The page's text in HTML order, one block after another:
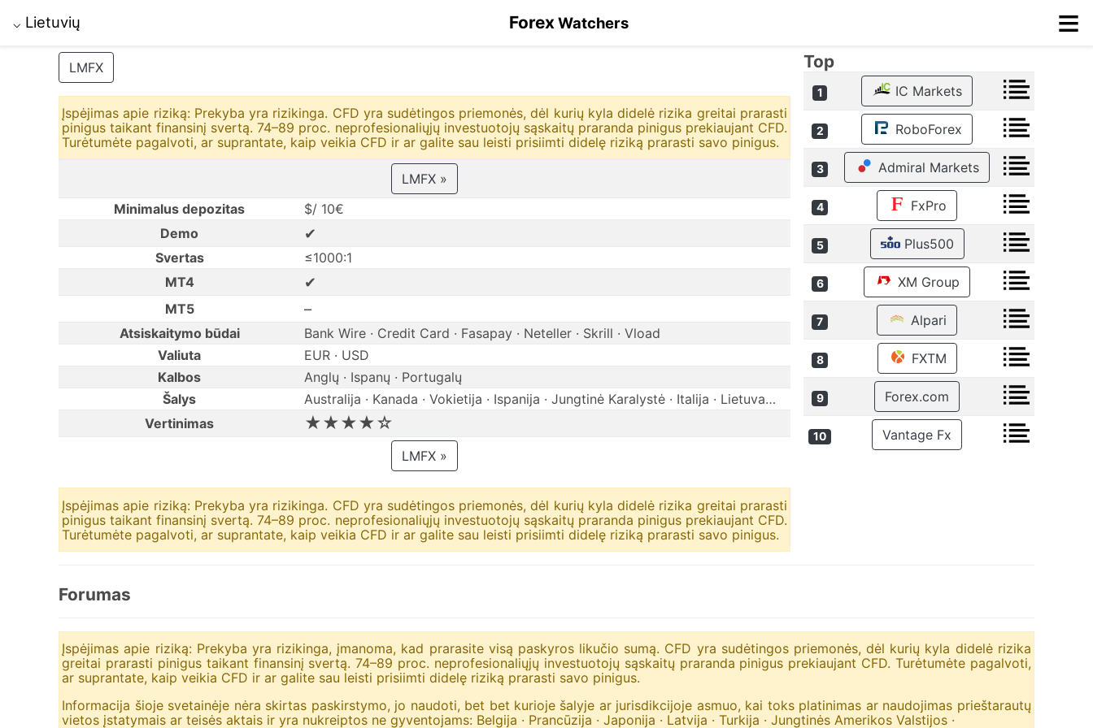
⌵ Lietuvių ForexWatchers ≡
LMFX
Įspėjimas apie riziką: Prekyba yra rizikinga. CFD yra sudėtingos priemonės, dėl kurių kyla didelė rizika greitai prarasti
pinigus taikant finansinį svertą. 74–89 proc. neprofesionaliųjų investuotojų sąskaitų praranda pinigus prekiaujant CFD.
Turėtumėte pagalvoti, ar suprantate, kaip veikia CFD ir ar galite sau leisti prisiimti didelę riziką prarasti savo pinigus.
LMFX »
Minimalus depozitas
$/ 10€
Demo
✔
Svertas
≤1000:1
MT4
✔
MT5 –
Atsiskaitymo būdai
Bank Wire · Credit Card · Fasapay · Neteller · Skrill · Vload
Valiuta
EUR · USD
Kalbos
Anglų · Ispanų · Portugalų
Šalys
Australija · Kanada · Vokietija · Ispanija · Jungtinė Karalystė · Italija · Lietuva…
Vertinimas
★★★★☆
LMFX »
Įspėjimas apie riziką: Prekyba yra rizikinga. CFD yra sudėtingos priemonės, dėl kurių kyla didelė rizika greitai prarasti
pinigus taikant finansinį svertą. 74–89 proc. neprofesionaliųjų investuotojų sąskaitų praranda pinigus prekiaujant CFD.
Turėtumėte pagalvoti, ar suprantate, kaip veikia CFD ir ar galite sau leisti prisiimti didelę riziką prarasti savo pinigus.
Top
1 IC Markets
2 RoboForex
3 Admiral Markets
4 FxPro
5 Plus500
6 XM Group
7 Alpari
8 FXTM
9 Forex.com
10 Vantage Fx
Forumas
Įspėjimas apie riziką: Prekyba yra rizikinga, įmanoma, kad prarasite visą paskyros likučio sumą. CFD yra sudėtingos priemonės, dėl kurių kyla didelė rizika
greitai prarasti pinigus taikant finansinį svertą. 74–89 proc. neprofesionaliųjų investuotojų sąskaitų praranda pinigus prekiaujant CFD. Turėtumėte pagalvoti,
ar suprantate, kaip veikia CFD ir ar galite sau leisti prisiimti didelę riziką prarasti savo pinigus.
Informacija šioje svetainėje nėra skirtas paskirstymo, jo naudoti, bet bet kurioje šalyje ar jurisdikcijoje asmuo, kai toks platinimas ar naudojimas prieštarautų
vietos įstatymais ar teisės aktais ir yra nukreiptos ne gyventojams: Belgija · Prancūzija · Japonija · Latvija · Turkija · Jungtinės Amerikos Valstijos ·